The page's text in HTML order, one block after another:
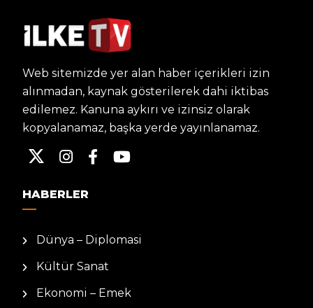
Web sitemizde yer alan haber içerikleri izin
alınmadan, kaynak gösterilerek dahi iktibas
edilemez. Kanuna aykırı ve izinsiz olarak
kopyalanamaz, başka yerde yayınlanamaz.
HABERLER
Dünya – Diplomasi
Kültür Sanat
Ekonomi – Emek